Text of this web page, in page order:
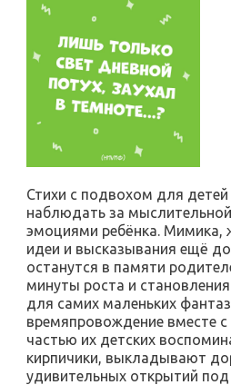
Стихи с подвохом для
наблюдать за
эмоциями ребёнка. Мимика,
идеи и высказывания ещё
останутся в памяти
минуты роста и
для самих маленьких
времяпровождение вместе с
частью их детских
кирпичики, выкладывают
удивительных открытий